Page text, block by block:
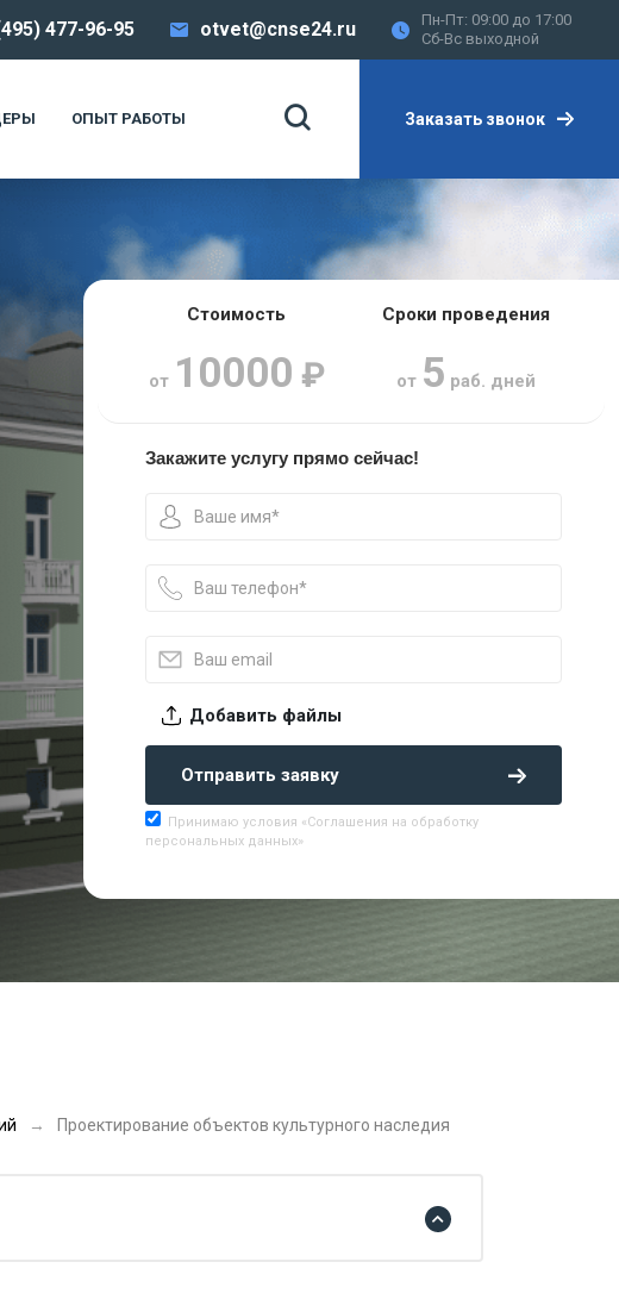
477-96-95 otvet@cnse24.ru
Пн-Пт: 09:00 до 17:00
Сб-Вс выходной
ОПЫТ РАБОТЫ Заказать звонок
Стоимость
от 10000 ₽
Сроки проведения
от 5 раб. дней
Закажите услугу прямо сейчас!
Добавить файлы
Отправить заявку
Принимаю условия «Соглашения на обработку
персональных данных»
Проектирование объектов культурного наследия